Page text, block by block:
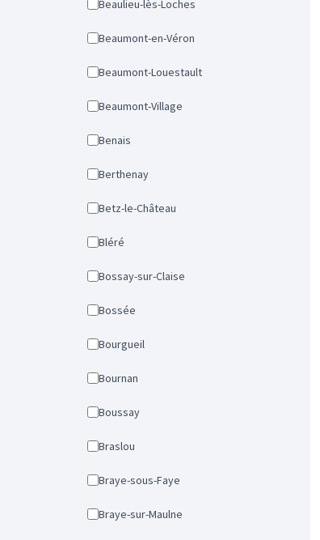
Beaulieu-lès-Loches
Beaumont-en-Véron
Beaumont-Louestault
Beaumont-Village
Benais
Berthenay
Betz-le-Château
Bléré
Bossay-sur-Claise
Bossée
Bourgueil
Bournan
Boussay
Braslou
Braye-sous-Faye
Braye-sur-Maulne